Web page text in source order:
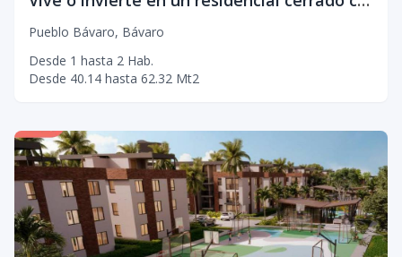
Pueblo Bávaro, Bávaro
Desde 1 hasta 2 Hab.
Desde 40.14 hasta 62.32 Mt2